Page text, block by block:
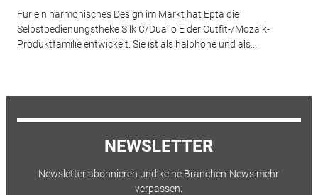
Für ein harmonisches Design im Markt hat Epta die
Selbstbedienungstheke Silk C/Dualio E der Outfit-/Mozaik-
Produktfamilie entwickelt. Sie ist als halbhohe und als...
NEWSLETTER
Newsletter abonnieren und keine Branchen-News mehr
verpassen.